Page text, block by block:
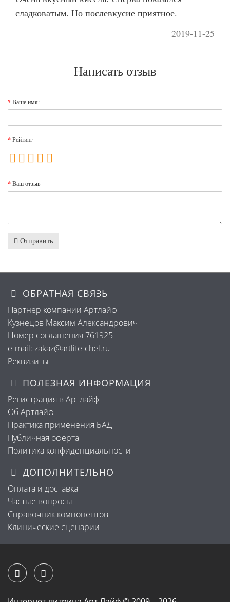
сладковатым. Но послевкусие приятное.
2019-11-25
Написать отзыв
Ваше имя:
Рейтинг
Ваш отзыв
Отправить
ОБРАТНАЯ СВЯЗЬ
Партнер компании Артлайф
Кузнецов Максим Александрович
Номер соглашения 761925
e-mail: zakaz@artlife-chel.ru
Реквизиты
ПОЛЕЗНАЯ ИНФОРМАЦИЯ
Регистрация в Артлайф
Об Артлайф
Практика применения БАД
Публичная оферта
Политика конфиденциальности
ДОПОЛНИТЕЛЬНО
Оплата и доставка
Частые вопросы
Справочник компонентов
Клинические сценарии